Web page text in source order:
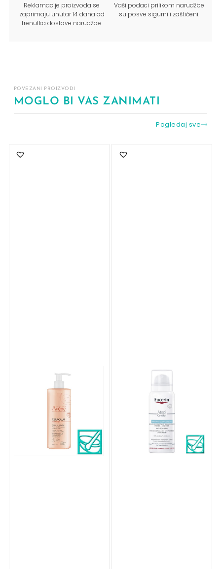
Reklamacije proizvoda se
zaprimaju unutar 14 dana od
trenutka dostave narudžbe.
Vaši podaci prilikom narudžbe
su posve sigurni i zaštićeni.
POVEZANI PROIZVODI
MOGLO BI VAS ZANIMATI
Pogledaj sve